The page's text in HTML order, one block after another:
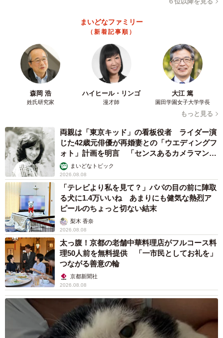
まいどなファミリー
（新着記事順）
森岡 浩
姓氏研究家
ハイヒール・リンゴ
漫才師
大江 篤
園田学園女子大学学長
もっと見る
両親は「東京キッド」の看板役者 ライダー演
じた42歳元俳優が再婚妻との「ウエディングフ
ォト」計画を明言 「センスあるカメラマン求
む」まいどなトピック
2026.08.08
「テレビより私を見て？」パパの目の前に陣取
る犬に1.4万いいね あまりにも健気な熱烈ア
ピールのちょっと切ない結末
梨木 香奈
2026.08.08
太っ腹！京都の老舗中華料理店がフルコース料
理50人前を無料提供 「一市民としてお礼を」
つながる善意の輪
京都新聞社
2026.08.08